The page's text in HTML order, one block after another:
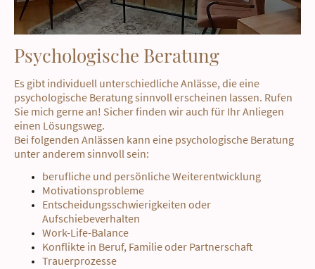
Psychologische Beratung
Es gibt individuell unterschiedliche Anlässe, die eine
psychologische Beratung sinnvoll erscheinen lassen. Rufen
Sie mich gerne an! Sicher finden wir auch für Ihr Anliegen
einen Lösungsweg.
Bei folgenden Anlässen kann eine psychologische Beratung
unter anderem sinnvoll sein:
berufliche und persönliche Weiterentwicklung
Motivationsprobleme
Entscheidungsschwierigkeiten oder
Aufschiebeverhalten
Work-Life-Balance
Konflikte in Beruf, Familie oder Partnerschaft
Trauerprozesse